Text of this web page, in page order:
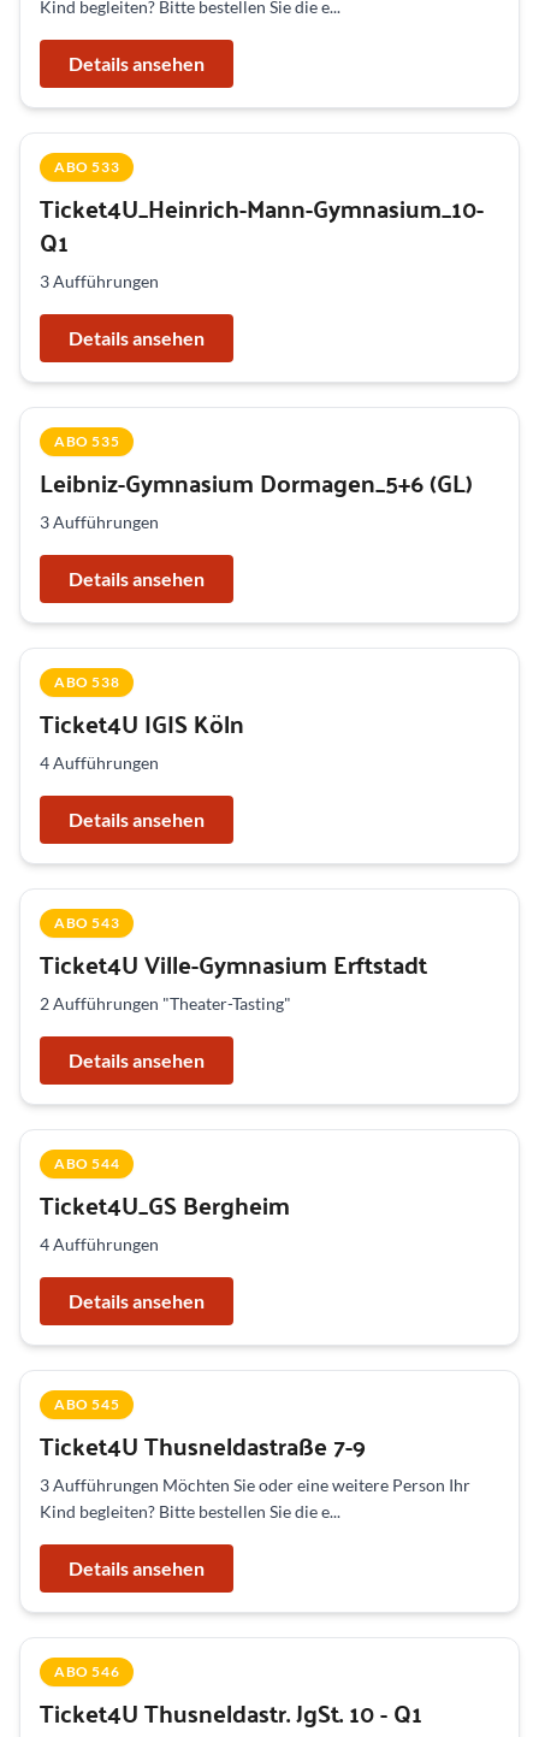
Kind begleiten? Bitte bestellen Sie die e...
Details ansehen
ABO 533
Ticket4U_Heinrich-Mann-Gymnasium_10-
Q1
3 Aufführungen
Details ansehen
ABO 535
Leibniz-Gymnasium Dormagen_5+6 (GL)
3 Aufführungen
Details ansehen
ABO 538
Ticket4U IGIS Köln
4 Aufführungen
Details ansehen
ABO 543
Ticket4U Ville-Gymnasium Erftstadt
2 Aufführungen "Theater-Tasting"
Details ansehen
ABO 544
Ticket4U_GS Bergheim
4 Aufführungen
Details ansehen
ABO 545
Ticket4U Thusneldastraße 7-9
3 Aufführungen Möchten Sie oder eine weitere Person Ihr
Kind begleiten? Bitte bestellen Sie die e...
Details ansehen
ABO 546
Ticket4U Thusneldastr. JgSt. 10 - Q1